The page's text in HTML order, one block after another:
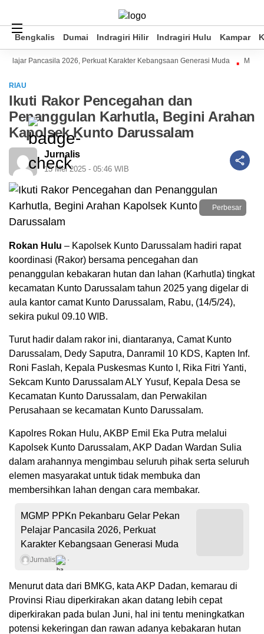
Bengkalis Dumai Indragiri Hilir Indragiri Hulu Kampar
Bengkalis Dumai Indragiri Hilir Indragiri Hulu Kampar
Pancasila 2026, Perkuat Karakter Kebangsaan Generasi Muda
RIAU
Ikuti Rakor Pencegahan dan
Penanggulan Karhutla, Begini Arahan
Kapolsek Kunto Darussalam
Jurnalis
15 Mei 2025 - 05:46 WIB
Perbesar
Rokan Hulu – Kapolsek Kunto Darussalam hadiri rapat
koordinasi (Rakor) bersama pencegahan dan
penanggulan kebakaran hutan dan lahan (Karhutla) tingkat
kecamatan Kunto Darussalam tahun 2025 yang digelar di
aula kantor camat Kunto Darussalam, Rabu, (14/5/24),
sekira pukul 09.10 WIB.
Turut hadir dalam rakor ini, diantaranya, Camat Kunto
Darussalam, Dedy Saputra, Danramil 10 KDS, Kapten Inf.
Roni Faslah, Kepala Puskesmas Kunto I, Rika Fitri Yanti,
Sekcam Kunto Darussalam ALY Yusuf, Kepala Desa se
Kecamatan Kunto Darussalam, dan Perwakilan
Perusahaan se kecamatan Kunto Darussalam.
Kapolres Rokan Hulu, AKBP Emil Eka Putra melalui
Kapolsek Kunto Darussalam, AKP Dadan Wardan Sulia
dalam arahannya mengimbau seluruh pihak serta seluruh
elemen masyarakat untuk tidak membuka dan
membersihkan lahan dengan cara membakar.
MGMP PPKn Pekanbaru Gelar Pekan
Pelajar Pancasila 2026, Perkuat
Karakter Kebangsaan Generasi Muda
Jurnalis
Menurut data dari BMKG, kata AKP Dadan, kemarau di
Provinsi Riau diperkirakan akan datang lebih cepat
diperkirakan pada bulan Juni, hal ini tentu meningkatkan
potensi kekeringan dan rawan adanya kebakaran hutan